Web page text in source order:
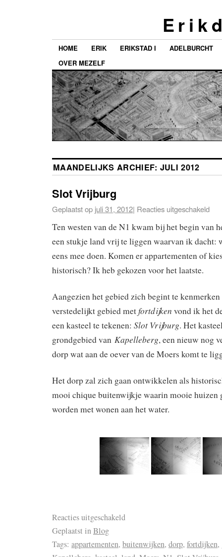
E r i k
HOME ERIK ERIKSTAD I
ADELBURCHT
OVER MEZELF
MAANDELIJKS ARCHIEF: JULI 2012
Slot Vrijburg
Geplaatst op juli 31, 2012| Reacties uitgeschakeld
Ten westen van de N1 kwam bij het begin van
een stukje land vrij te liggen waarvan ik dacht:
eens mee doen. Komen er appartementen of
historisch? Ik heb gekozen voor het laatste.
Aangezien het gebied zich begint te
verstedelijkt gebied metfortdijken vond ik het
een kasteel te tekenen: Slot Vrijburg. Het
grondgebied van Kapelleberg, een nieuw nog
dorp wat aan de oever van de Moers komt te
Het dorp zal zich gaan ontwikkelen als
mooi chique buitenwijkje waarin mooie huizen
worden met wonen aan het water.
Reacties uitgeschakeld
Geplaatst inBlog
Tags: appartementen, buitenwijken, dorp, fortdijken,